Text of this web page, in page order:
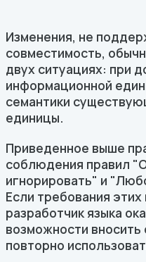
Изменения, не
совместимость,
двух ситуациях: при
информационной
семантики
единицы.
Приведенное выше
соблюдения правил
игнорировать" и
Если требования
разработчик языка
возможности
повторно